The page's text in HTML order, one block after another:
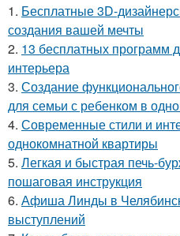
1. Бесплатные 3D-
создания вашей мечты
2. 13 бесплатных программ
интерьера
3. Создание
для семьи с ребенком в
4. Современные стили и
однокомнатной квартиры
5. Легкая и быстрая печь-
пошаговая инструкция
6. Афиша Линды в
выступлений